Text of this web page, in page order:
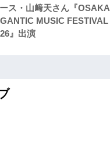
ス・山﨑天さん『OSAKA
MUSIC FESTIVAL
』出演